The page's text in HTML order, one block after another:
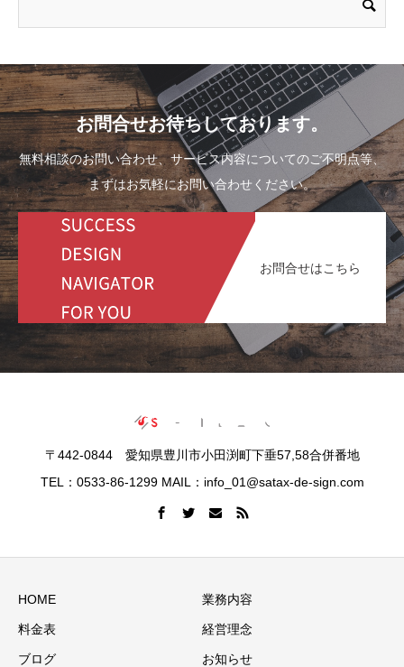
お問合せお待ちしております。
無料相談のお問い合わせ、サービス内容についてのご不明点等、
まずはお気軽にお問い合わせください。
お問合せはこちら
〒442-0844 愛知県豊川市小田渕町下垂57,58合併番地
TEL：0533-86-1299 MAIL：info_01@satax-de-sign.com
HOME 業務内容
料金表 経営理念
ブログ お知らせ